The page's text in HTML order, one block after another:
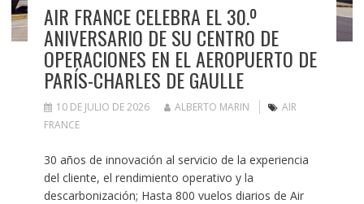
AIR FRANCE CELEBRA EL 30.º
ANIVERSARIO DE SU CENTRO DE
OPERACIONES EN EL AEROPUERTO DE
PARÍS-CHARLES DE GAULLE
10 DE JULIO DE 2026 ALBERTO MARIN
AIR
FRANCE
30 años de innovación al servicio de la experiencia
del cliente, el rendimiento operativo y la
descarbonización; Hasta 800 vuelos diarios de Air